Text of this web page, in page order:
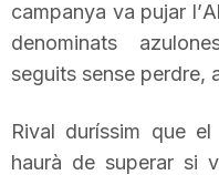
r
campanya va pujar l’
denominats
seguits sense perdre,
Rival duríssim que
haurà de superar si